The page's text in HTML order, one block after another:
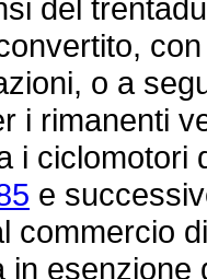
del
o a
i rimanenti
i
e
commercio
in